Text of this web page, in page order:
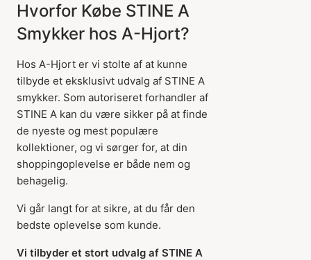
Hvorfor Købe STINE A
Smykker hos A-Hjort?
Hos A-Hjort er vi stolte af at kunne
tilbyde et eksklusivt udvalg af STINE A
smykker. Som autoriseret forhandler af
STINE A kan du være sikker på at finde
de nyeste og mest populære
kollektioner, og vi sørger for, at din
shoppingoplevelse er både nem og
behagelig.
Vi går langt for at sikre, at du får den
bedste oplevelse som kunde.
Vi tilbyder et stort udvalg af STINE A